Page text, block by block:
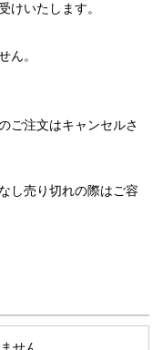
けいたします。
ん。
ご注文はキャンセルさ
し売り切れの際はご容